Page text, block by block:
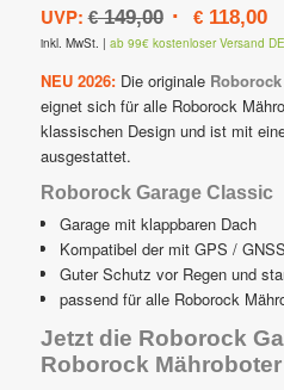
UVP: €149,00 Ursprünglicher
Preis
war:
€ 149,00
€118,00
€
inkl. MwSt. | ab 99€ kostenloser Versand
NEU 2026:Die originale
eignet sich für alle Roborock
klassischen Design und ist mit
ausgestattet.
Roborock Garage Classic
Garage mit klappbaren Dach
Kompatibel der mit GPS /
Guter Schutz vor Regen und
passend für alle Roborock
Jetzt die Roborock
Roborock Mähroboter